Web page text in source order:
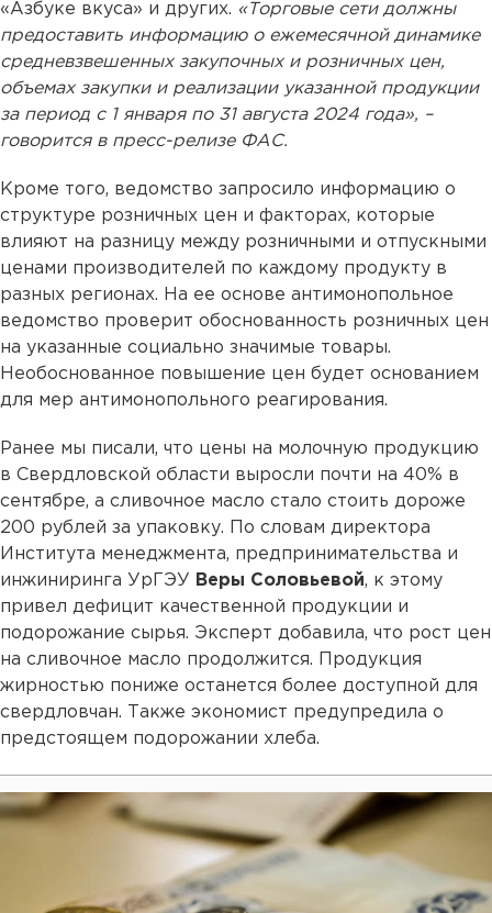
«Азбуке вкуса» и других. «Торговые сети должны
предоставить информацию о ежемесячной динамике
средневзвешенных закупочных и розничных цен,
объемах закупки и реализации указанной продукции
за период с 1 января по 31 августа 2024 года», –
говорится в пресс-релизе ФАС.
Кроме того, ведомство запросило информацию о
структуре розничных цен и факторах, которые
влияют на разницу между розничными и отпускными
ценами производителей по каждому продукту в
разных регионах. На ее основе антимонопольное
ведомство проверит обоснованность розничных цен
на указанные социально значимые товары.
Необоснованное повышение цен будет основанием
для мер антимонопольного реагирования.
Ранее мы писали, что цены на молочную продукцию
в Свердловской области выросли почти на 40% в
сентябре, а сливочное масло стало стоить дороже
200 рублей за упаковку. По словам директора
Института менеджмента, предпринимательства и
инжиниринга УрГЭУ
Веры Соловьевой, к этому
привел дефицит качественной продукции и
подорожание сырья. Эксперт добавила, что рост цен
на сливочное масло продолжится. Продукция
жирностью пониже останется более доступной для
свердловчан. Также экономист предупредила о
предстоящем подорожании хлеба.